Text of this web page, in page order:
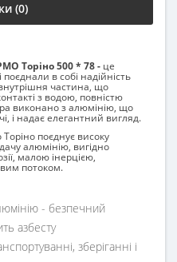
(0)
Торіно 500 * 78 - це
в собі надійність
частина, що
з водою, повністю
виконано з алюмінію, що
і надає елегантний вигляд.
поєднує високу
алюмінію, вигідно
малою інерцією,
потоком.
- безпечний
азбесту
зберіганні і